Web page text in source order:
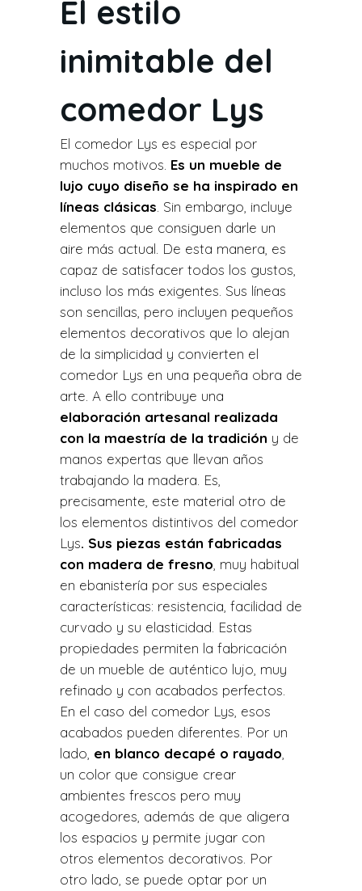
El estilo
inimitable del
comedor Lys
El comedor Lys es especial por
muchos motivos. Es un mueble de
lujo cuyo diseño se ha inspirado en
líneas clásicas. Sin embargo, incluye
elementos que consiguen darle un
aire más actual. De esta manera, es
capaz de satisfacer todos los gustos,
incluso los más exigentes. Sus líneas
son sencillas, pero incluyen pequeños
elementos decorativos que lo alejan
de la simplicidad y convierten el
comedor Lys en una pequeña obra de
arte. A ello contribuye una
elaboración artesanal realizada
con la maestría de la tradición y de
manos expertas que llevan años
trabajando la madera. Es,
precisamente, este material otro de
los elementos distintivos del comedor
Lys. Sus piezas están fabricadas
con madera de fresno, muy habitual
en ebanistería por sus especiales
características: resistencia, facilidad de
curvado y su elasticidad. Estas
propiedades permiten la fabricación
de un mueble de auténtico lujo, muy
refinado y con acabados perfectos.
En el caso del comedor Lys, esos
acabados pueden diferentes. Por un
lado, en blanco decapé o rayado,
un color que consigue crear
ambientes frescos pero muy
acogedores, además de que aligera
los espacios y permite jugar con
otros elementos decorativos. Por
otro lado, se puede optar por un